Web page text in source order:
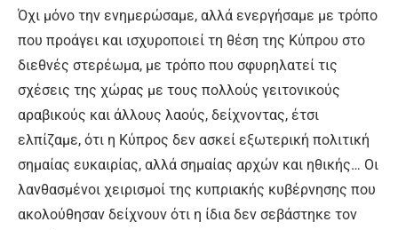
Όχι μόνο την ενημερώσαμε, αλλά ενεργήσαμε με τρόπο
που προάγει και ισχυροποιεί τη θέση της Κύπρου στο
διεθνές στερέωμα, με τρόπο που σφυρηλατεί τις
σχέσεις της χώρας με τους πολλούς γειτονικούς
αραβικούς και άλλους λαούς, δείχνοντας, έτσι
ελπίζαμε, ότι η Κύπρος δεν ασκεί εξωτερική πολιτική
σημαίας ευκαιρίας, αλλά σημαίας αρχών και ηθικής… Οι
λανθασμένοι χειρισμοί της κυπριακής κυβέρνησης που
ακολούθησαν δείχνουν ότι η ίδια δεν σεβάστηκε τον